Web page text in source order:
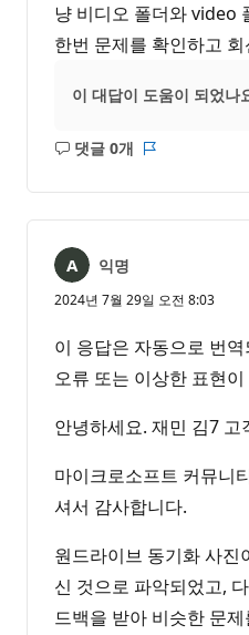
냥 비디오 폴더와 video
한번 문제를 확인하고
이 대답이 도움이 되었나
댓글 0개
설
음
보
익명
2024년 7월 29일 오전 8:03
이 응답은 자동으로 번
오류 또는 이상한 표현
안녕하세요. 재민 김7 고
마이크로소프트 커뮤니
셔서 감사합니다.
원드라이브 동기화 사진
신 것으로 파악되었고,
드백을 받아 비슷한 문